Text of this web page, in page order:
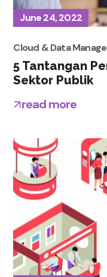
June 24, 2022
Cloud & Data
5 Tantangan
Sektor Publik
read more